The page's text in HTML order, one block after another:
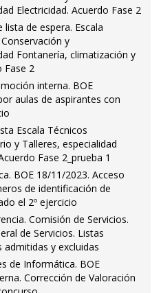
Electricidad. Acuerdo Fase 2
de espera. Escala
y
Fontanería, climatización y
Fase 2
interna. BOE
aulas de aspirantes con
Escala Técnicos
y Talleres, especialidad
Fase 2_prueba 1
BOE 18/11/2023. Acceso
de identificación de
el 2º ejercicio
Comisión de Servicios.
de Servicios. Listas
y excluidas
de Informática. BOE
Corrección de Valoración